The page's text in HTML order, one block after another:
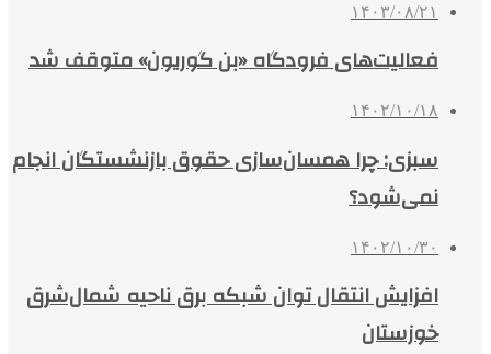
۱۴۰۳/۰۸/۲۱
فعالیت‌های فرودگاه «بن گوریون» متوقف شد
۱۴۰۲/۱۰/۱۸
سبزی: چرا همسان‌سازی حقوق بازنشستگان انجام
نمی‌شود؟
۱۴۰۲/۱۰/۳۰
افزایش انتقال توان شبکه برق ناحیه شمال‌شرق
خوزستان